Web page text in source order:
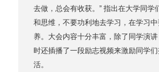
去做，总会有收获。” 指出在大学同学
和思维，不要功利地去学习，在学习
养。大会内容十分丰富，除了同学演
时还插播了一段励志视频来激励同学
活。